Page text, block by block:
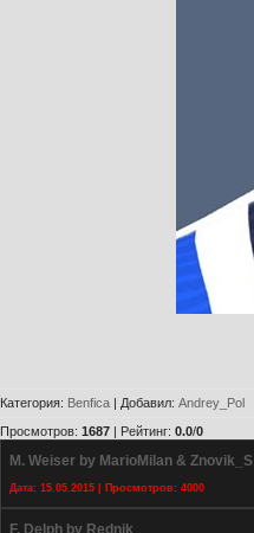
Категория: Benfica | Добавил: Andrey_Pol
Просмотров: 1687 | Рейтинг: 0.0/0
M. Weiser by MarioMilan & Znovik_S
Дата: 15.05.2015 | Просмотров: 4000
F. Delph by Rednik